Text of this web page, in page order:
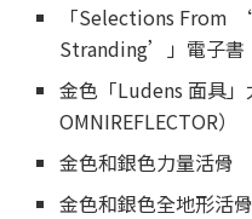
「Selections From
Stranding’」電子書
金色「Ludens 面具
OMNIREFLECTOR）
金色和銀色力量活骨
金色和銀色全地形活骨